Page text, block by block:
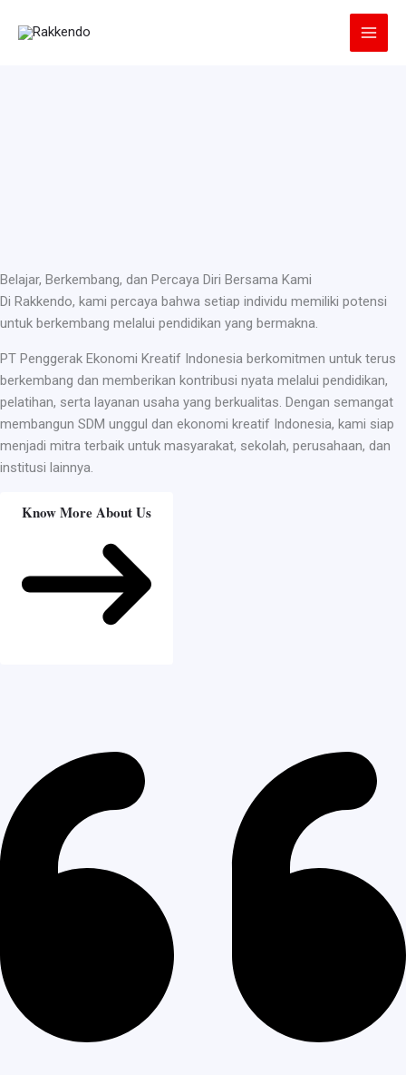
Belajar, Berkembang, dan Percaya Diri Bersama Kami
Di Rakkendo, kami percaya bahwa setiap individu memiliki potensi
untuk berkembang melalui pendidikan yang bermakna.
PT Penggerak Ekonomi Kreatif Indonesia berkomitmen untuk terus
berkembang dan memberikan kontribusi nyata melalui pendidikan,
pelatihan, serta layanan usaha yang berkualitas. Dengan semangat
membangun SDM unggul dan ekonomi kreatif Indonesia, kami siap
menjadi mitra terbaik untuk masyarakat, sekolah, perusahaan, dan
institusi lainnya.
Know More About Us